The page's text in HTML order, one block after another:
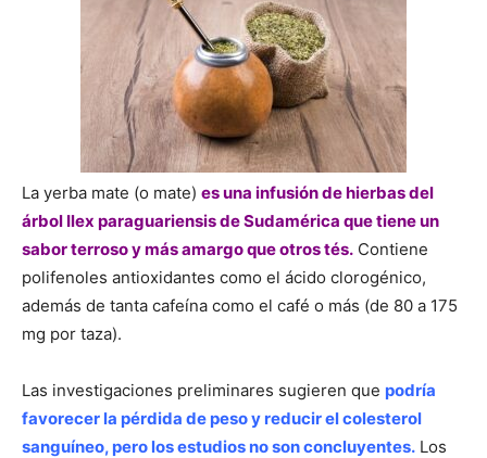
La yerba mate (o mate) es una infusión de hierbas del
árbol Ilex paraguariensis de Sudamérica que tiene un
sabor terroso y más amargo que otros tés. Contiene
polifenoles antioxidantes como el ácido clorogénico,
además de tanta cafeína como el café o más (de 80 a 175
mg por taza).
Las investigaciones preliminares sugieren que podría
favorecer la pérdida de peso y reducir el colesterol
sanguíneo, pero los estudios no son concluyentes. Los